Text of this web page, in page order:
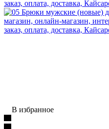
В избранное